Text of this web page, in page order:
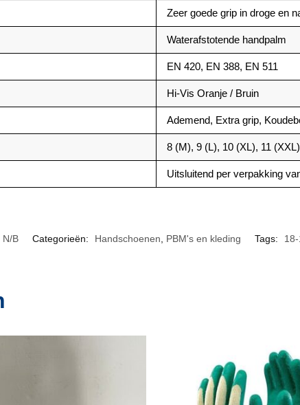
Zeer goede grip in droge en
Waterafstotende handpalm
EN 420, EN 388, EN 511
Hi-Vis Oranje / Bruin
Ademend, Extra grip,
8 (M), 9 (L), 10 (XL), 11 (XXL)
Uitsluitend per verpakking
N/B Categorieën: Handschoenen PBM's en kleding Tags: